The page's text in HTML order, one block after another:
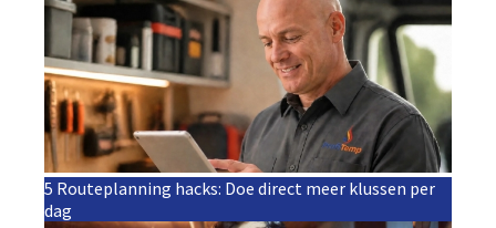
5 Routeplanning hacks: Doe direct meer klussen per
dag